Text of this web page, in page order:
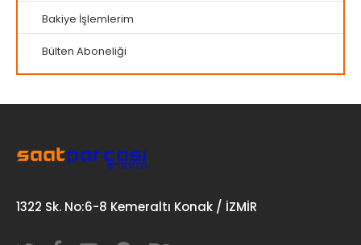
Bakiye İşlemlerim
Bülten Aboneliği
1322 Sk. No:6-8 Kemeraltı Konak / İZMİR